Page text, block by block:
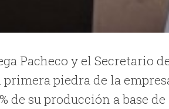
Pacheco y el Secretario
piedra de la
de su producción a base